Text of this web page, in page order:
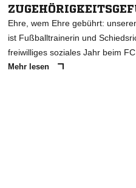
Ehre, wem Ehre gebührt:
ist Fußballtrainerin und
freiwilliges soziales Jahr beim FC
Mehr lesen